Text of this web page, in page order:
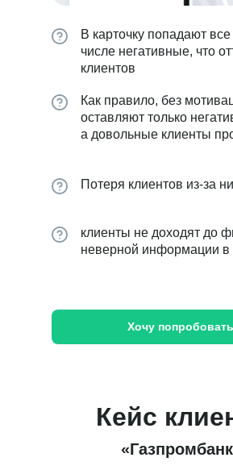
В карточку попадают
числе негативные, что
клиентов
Как правило, без
оставляют только
а довольные клиенты
Хочу попробовать
Потеря клиентов из-за
клиенты не доходят до
неверной информации в
Кейс